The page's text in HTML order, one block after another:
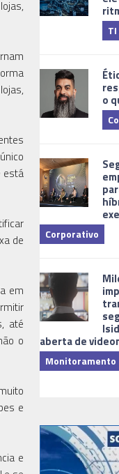
está
de
em
até
o
e
e
o
Corporativo
aberta de
Monitoramento